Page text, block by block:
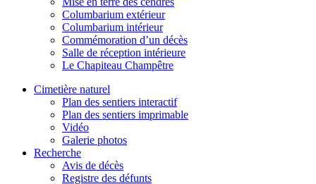
Columbarium extérieur
Columbarium intérieur
Commémoration d’un décès
Salle de réception intérieure
Le Chapiteau Champêtre
Cimetière naturel
Plan des sentiers interactif
Plan des sentiers imprimable
Vidéo
Galerie photos
Recherche
Avis de décès
Registre des défunts